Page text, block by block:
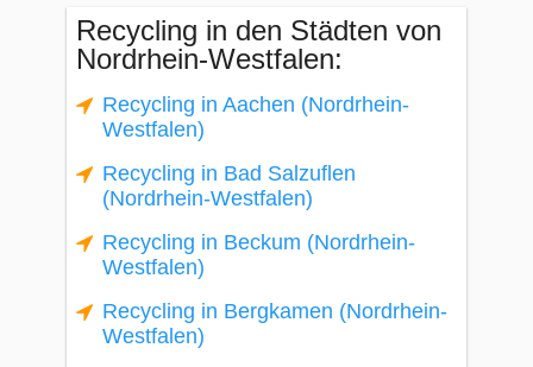
Recycling in den Städten von
Nordrhein-Westfalen:
Recycling in Aachen (Nordrhein-
Westfalen)
Recycling in Bad Salzuflen
(Nordrhein-Westfalen)
Recycling in Beckum (Nordrhein-
Westfalen)
Recycling in Bergkamen (Nordrhein-
Westfalen)